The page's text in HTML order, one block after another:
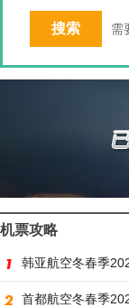
需
机票攻略
韩亚航空冬春季2023最新
首都航空冬春季2023最